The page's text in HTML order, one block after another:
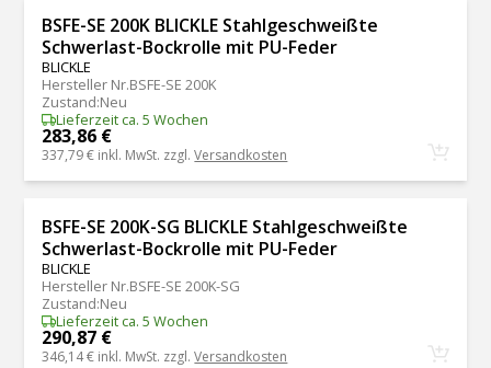
BSFE-SE 200K BLICKLE Stahlgeschweißte
Schwerlast-Bockrolle mit PU-Feder
BLICKLE
Hersteller Nr.BSFE-SE 200K
Zustand:Neu
Lieferzeit ca. 5 Wochen
283,86 €
337,79 € inkl. MwSt. zzgl.Versandkosten
BSFE-SE 200K-SG BLICKLE Stahlgeschweißte
Schwerlast-Bockrolle mit PU-Feder
BLICKLE
Hersteller Nr.BSFE-SE 200K-SG
Zustand:Neu
Lieferzeit ca. 5 Wochen
290,87 €
346,14 € inkl. MwSt. zzgl.Versandkosten